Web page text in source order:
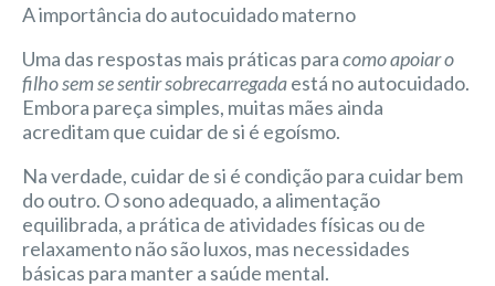
A importância do autocuidado materno
Uma das respostas mais práticas paracomo apoiar o
filho sem se sentir sobrecarregadaestá no autocuidado.
Embora pareça simples, muitas mães ainda
acreditam que cuidar de si é egoísmo.
Na verdade, cuidar de si é condição para cuidar bem
do outro. O sono adequado, a alimentação
equilibrada, a prática de atividades físicas ou de
relaxamento não são luxos, mas necessidades
básicas para manter a saúde mental.